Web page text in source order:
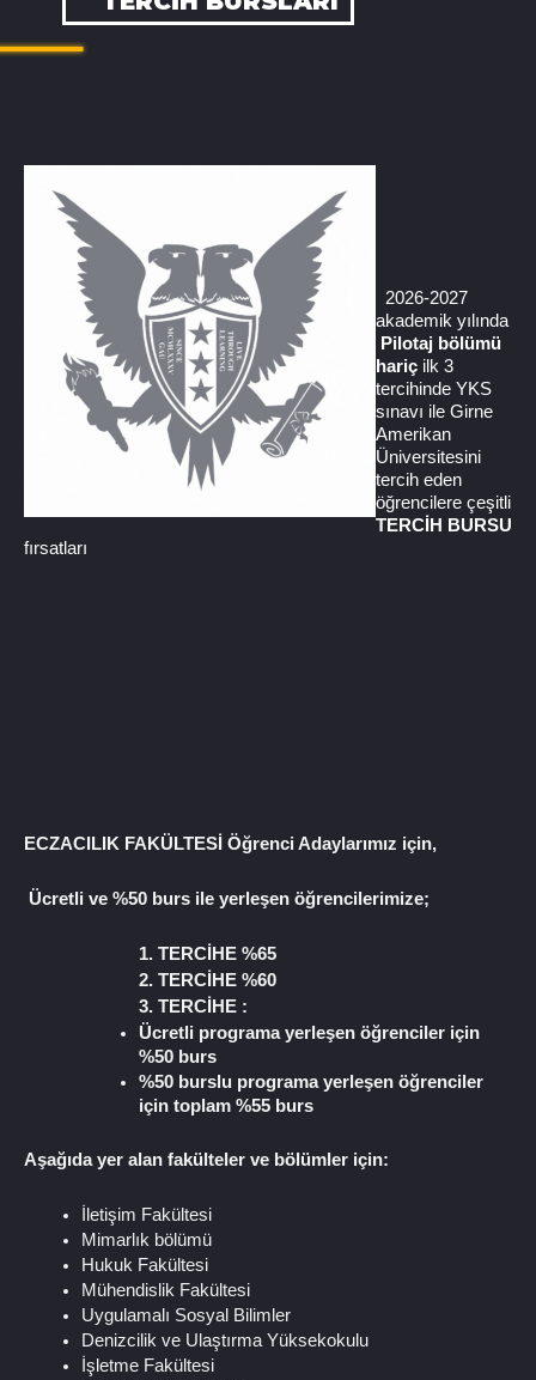
2026-2027
akademik yılında
Pilotaj bölümü
hariç ilk 3
tercihinde YKS
sınavı ile Girne
Amerikan
Üniversitesini
tercih eden
öğrencilere çeşitli
TERCİH BURSU
fırsatları
ECZACILIK FAKÜLTESİ Öğrenci Adaylarımız için,
Ücretli ve %50 burs ile yerleşen öğrencilerimize;
1. TERCİHE %65
2. TERCİHE %60
3. TERCİHE :
Ücretli programa yerleşen öğrenciler için
%50 burs
%50 burslu programa yerleşen öğrenciler
için toplam %55 burs
Aşağıda yer alan fakülteler ve bölümler için:
İletişim Fakültesi
Mimarlık bölümü
Hukuk Fakültesi
Mühendislik Fakültesi
Uygulamalı Sosyal Bilimler
Denizcilik ve Ulaştırma Yüksekokulu
İşletme Fakültesi